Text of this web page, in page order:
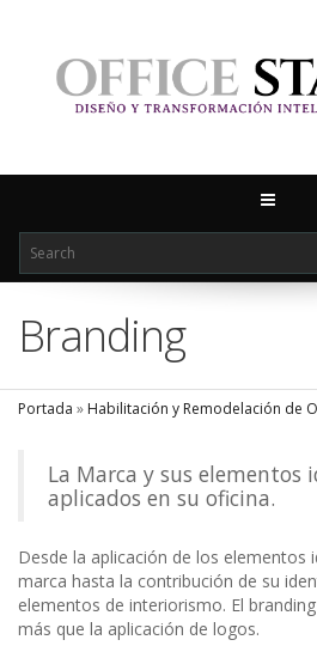
Branding
Portada » Habilitación y Remodelación de
La Marca y sus elementos
aplicados en su oficina.
Desde la aplicación de los elementos
marca hasta la contribución de su
elementos de interiorismo. El
más que la aplicación de logos.